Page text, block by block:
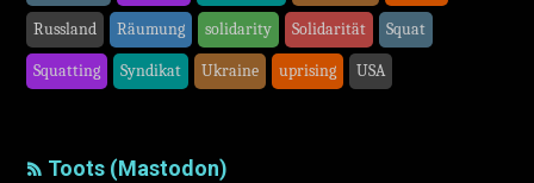
Russland Räumung solidarity Solidarität Squat
Squatting Syndikat Ukraine uprising USA
Toots (Mastodon)